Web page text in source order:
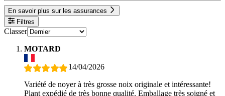
En savoir plus sur les assurances
Filtres
Classer
MOTARD
14/04/2026
Variété de noyer à très grosse noix originale et intéressante!
Plant expédié de très bonne qualité. Emballage très soigné et